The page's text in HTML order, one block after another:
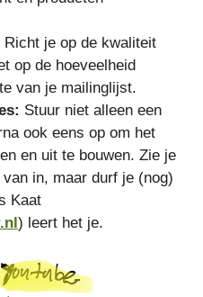
Richt je op de kwaliteit
op de hoeveelheid
van je mailinglijst.
Stuur niet alleen een
ook eens op om het
en uit te bouwen. Zie je
in, maar durf je (nog)
Kaat
) leert het je.